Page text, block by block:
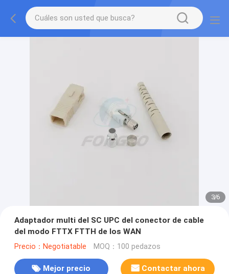
3/6
Adaptador multi del SC UPC del conector de cable
del modo FTTX FTTH de los WAN
Precio：Negotiatable MOQ：100 pedazos
Mejor precio Contactar ahora